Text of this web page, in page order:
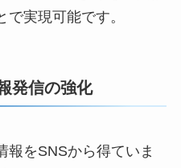
実現可能です。
発信の強化
報をSNSから得ていま